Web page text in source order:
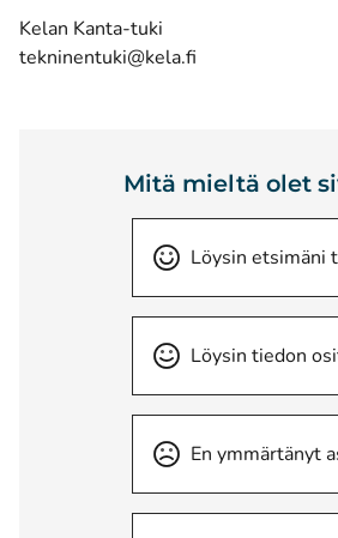
Kelan Kanta-tuki
tekninentuki@kela.fi
Mitä mieltä olet
Löysin etsimäni
Löysin tiedon
En ymmärtänyt